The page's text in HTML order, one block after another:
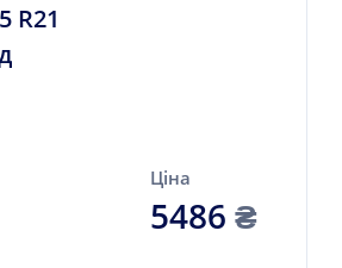
R21
Ціна
5486₴